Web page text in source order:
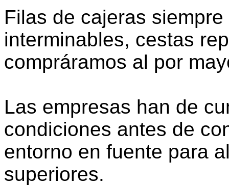
Filas de cajeras
interminables, cestas
compráramos al por
Las empresas han de
condiciones antes de
entorno en fuente para
superiores.